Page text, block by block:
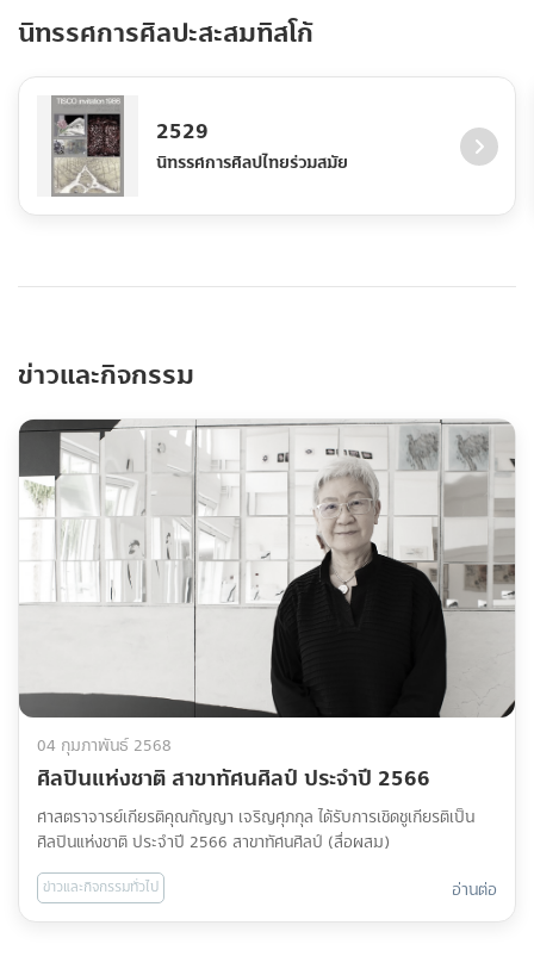
นิทรรศการศิลปะสะสมทิสโก้
2529
นิทรรศการศิลปไทยร่วมสมัย
ข่าวและกิจกรรม
04 กุมภาพันธ์ 2568
ศิลปินแห่งชาติ สาขาทัศนศิลป์ ประจำปี 2566
ศาสตราจารย์เกียรติคุณกัญญา เจริญศุภกุล ได้รับการเชิดชูเกียรติเป็น
ศิลปินแห่งชาติ ประจำปี 2566 สาขาทัศนศิลป์ (สื่อผสม)
ข่าวและกิจกรรมทั่วไป อ่านต่อ